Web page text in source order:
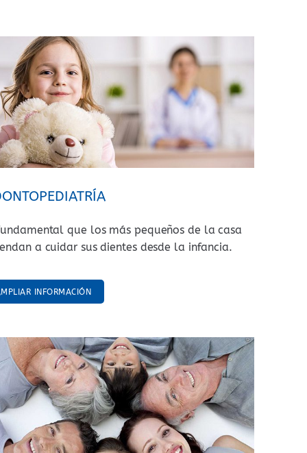
que los más pequeños de la casa
a cuidar sus dientes desde la infancia.
INFORMACIÓN